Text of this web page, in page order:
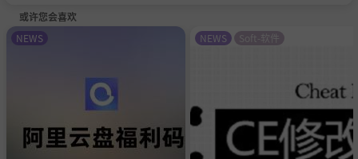
或许您会喜欢
NEWS NEWS Soft-软件